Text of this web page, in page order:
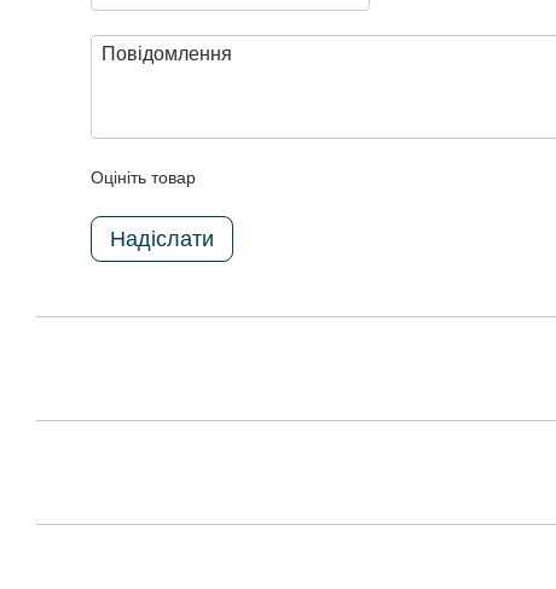
Оцініть товар
Надіслати